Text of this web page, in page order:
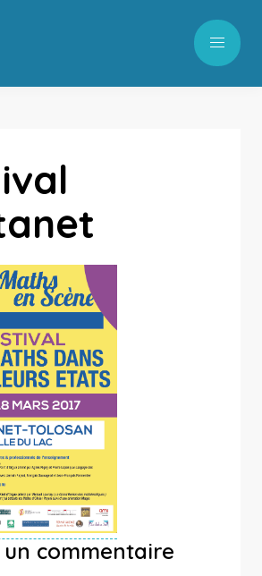
un commentaire